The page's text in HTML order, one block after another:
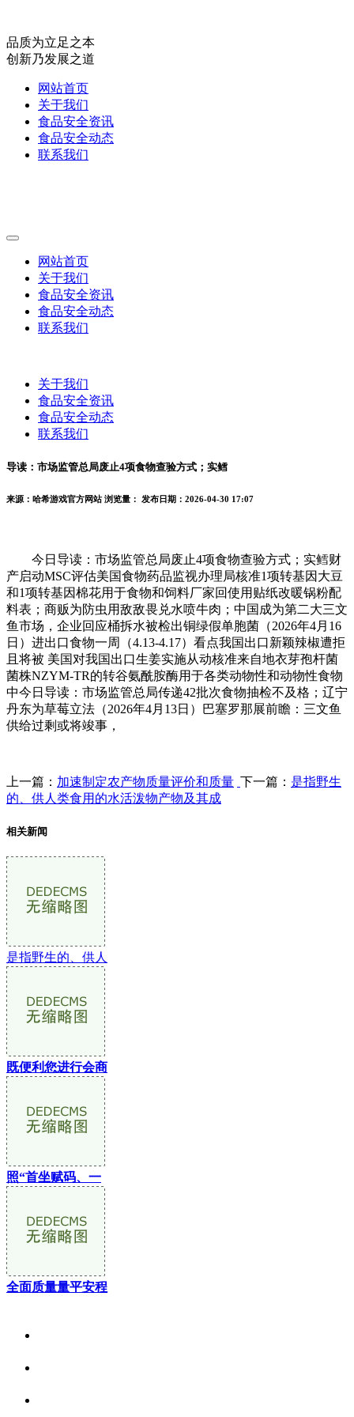
品质为立足之本
创新乃发展之道
网站首页
关于我们
食品安全资讯
食品安全动态
联系我们
网站首页
关于我们
食品安全资讯
食品安全动态
联系我们
关于我们
食品安全资讯
食品安全动态
联系我们
导读：市场监管总局废止4项食物查验方式；实鳕
来源：哈希游戏官方网站 浏览量： 发布日期：2026-04-30 17:07
今日导读：市场监管总局废止4项食物查验方式；实鳕财
产启动MSC评估美国食物药品监视办理局核准1项转基因大豆
和1项转基因棉花用于食物和饲料厂家回使用贴纸改暖锅粉配
料表；商贩为防虫用敌敌畏兑水喷牛肉；中国成为第二大三文
鱼市场，企业回应桶拆水被检出铜绿假单胞菌（2026年4月16
日）进出口食物一周（4.13-4.17）看点我国出口新颖辣椒遭拒
且将被 美国对我国出口生姜实施从动核准来自地衣芽孢杆菌
菌株NZYM-TR的转谷氨酰胺酶用于各类动物性和动物性食物
中今日导读：市场监管总局传递42批次食物抽检不及格；辽宁
丹东为草莓立法（2026年4月13日）巴塞罗那展前瞻：三文鱼
供给过剩或将竣事，
上一篇： 加速制定农产物质量评价和质量 下一篇： 是指野生
的、供人类食用的水活泼物产物及其成
相关新闻
是指野生的、供人
既便利您进行会商
照“首坐赋码、一
全面质量量平安程